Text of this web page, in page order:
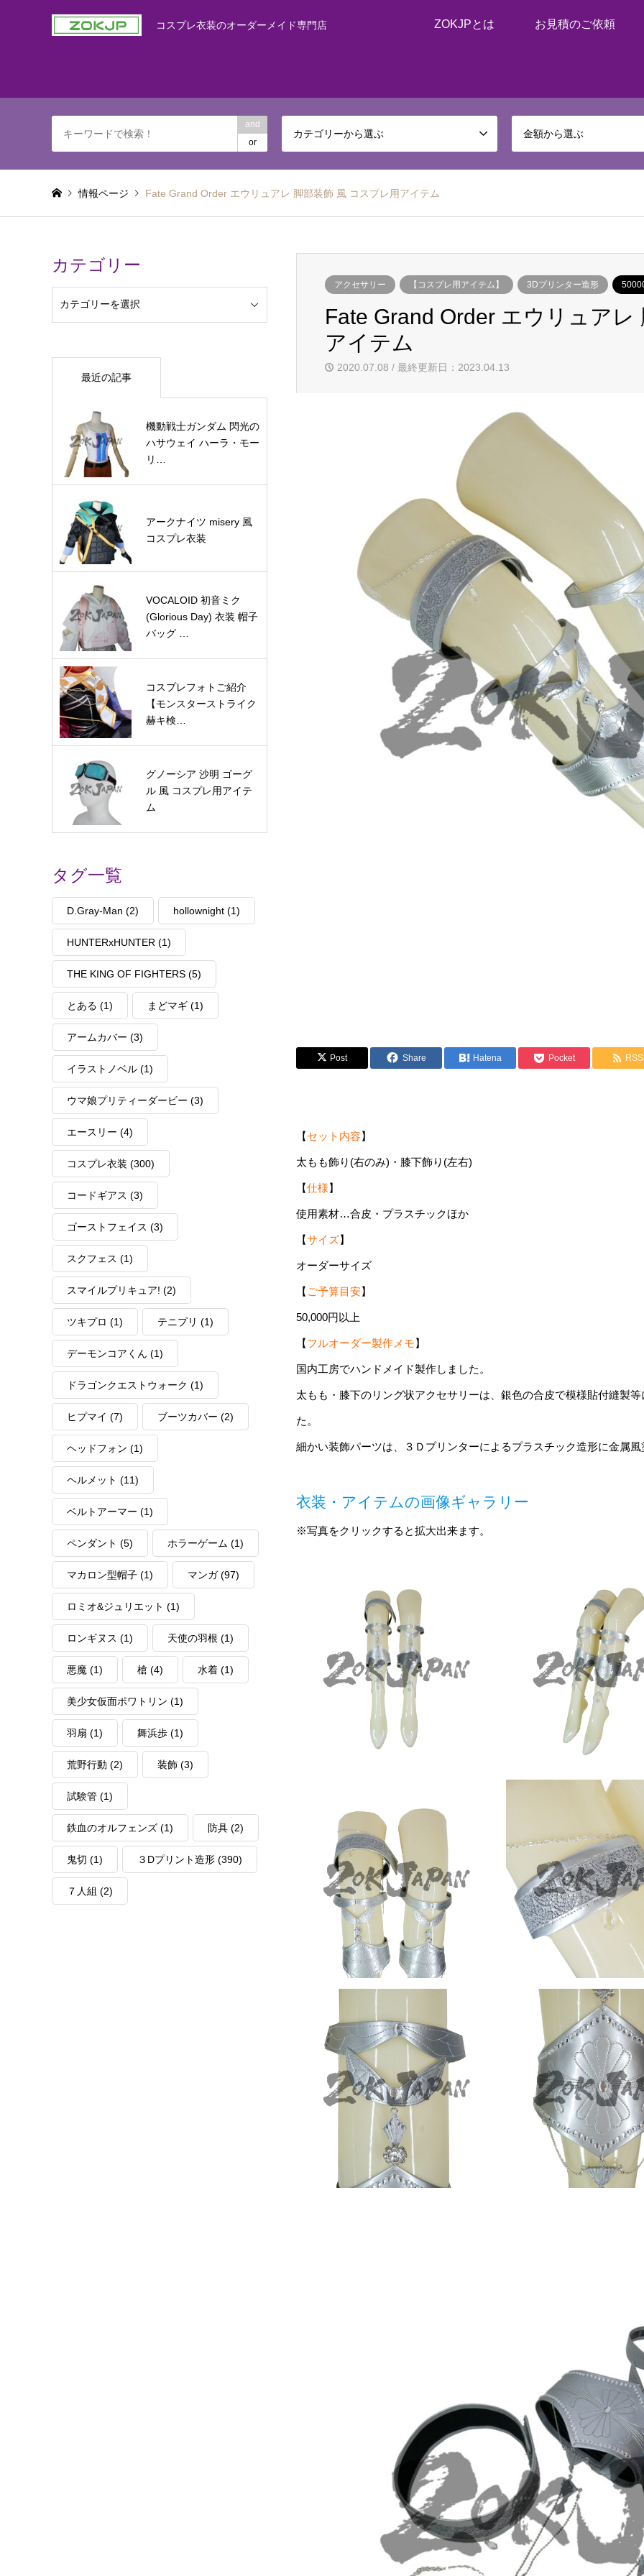
コスプレ衣装のオーダーメイド専門店 ZOKJPとは お見積のご依頼
and
or
カテゴリーから選ぶ 金額から選ぶ
情報ページ Fate Grand Order エウリュアレ 脚部装飾 風 コスプレ用アイテム
アクセサリー 【コスプレ用アイテム】 3Dプリンター造形
Fate Grand Order エウリュアレ
アイテム
2020.07.08 / 最終更新日：2023.04.13
Post Share Hatena Pocket RSS
【セット内容】
太もも飾り(右のみ)・膝下飾り(左右)
【仕様】
使用素材…合皮・プラスチックほか
【サイズ】
オーダーサイズ
【 ご予算目安】
50,000円以上
【フルオーダー製作メモ】
国内工房でハンドメイド製作しました。
太もも・膝下のリング状アクセサリーは、銀色の合皮で模様貼付縫製
た。
細かい装飾パーツは、３Ｄプリンターによるプラスチック造形に金属
衣装・アイテムの画像ギャラリー
※写真をクリックすると拡大出来ます。
カテゴリー
最近の記事
機動戦士ガンダム 閃光の
ハサウェイ ハーラ・モー
リ…
アークナイツ misery 風
コスプレ衣装
VOCALOID 初音ミク
(Glorious Day) 衣装 帽子
バッグ …
コスプレフォトご紹介
【モンスターストライク
赫キ検…
グノーシア 沙明 ゴーグ
ル 風 コスプレ用アイテ
ム
タグ一覧
D.Gray-Man (2) hollownight (1)
HUNTERxHUNTER (1)
THE KING OF FIGHTERS (5)
とある (1) まどマギ (1)
アームカバー (3)
イラストノベル (1)
ウマ娘プリティーダービー (3)
エースリー (4)
コスプレ衣装 (300)
コードギアス (3)
ゴーストフェイス (3)
スクフェス (1)
スマイルプリキュア! (2)
ツキプロ (1) テニプリ (1)
デーモンコアくん (1)
ドラゴンクエストウォーク (1)
ヒプマイ (7) ブーツカバー (2)
ヘッドフォン (1)
ヘルメット (11)
ベルトアーマー (1)
ペンダント (5) ホラーゲーム (1)
マカロン型帽子 (1) マンガ(97)
ロミオ&ジュリエット (1)
ロンギヌス (1) 天使の羽根 (1)
悪魔 (1) 槍 (4) 水着 (1)
美少女仮面ポワトリン (1)
羽扇 (1) 舞浜歩 (1)
荒野行動 (2) 装飾 (3)
試験管 (1)
鉄血のオルフェンズ (1) 防具 (2)
鬼切 (1) ３Dプリント造形 (390)
７人組 (2)